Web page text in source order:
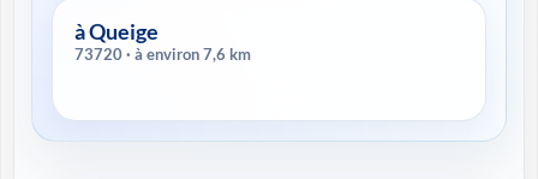
à Queige
73720 · à environ 7,6 km